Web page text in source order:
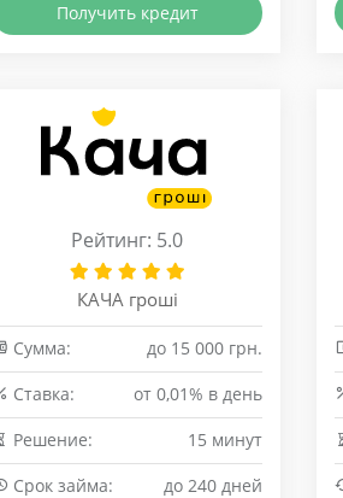
Получить кредит
Рейтинг: 5.0
КАЧА гроші
Сумма:
до 15 000 грн.
Cтавка:
от 0,01% в день
Решение:
15 минут
Срок займа:
до 240 дней